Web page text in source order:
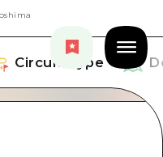
Circuit Type